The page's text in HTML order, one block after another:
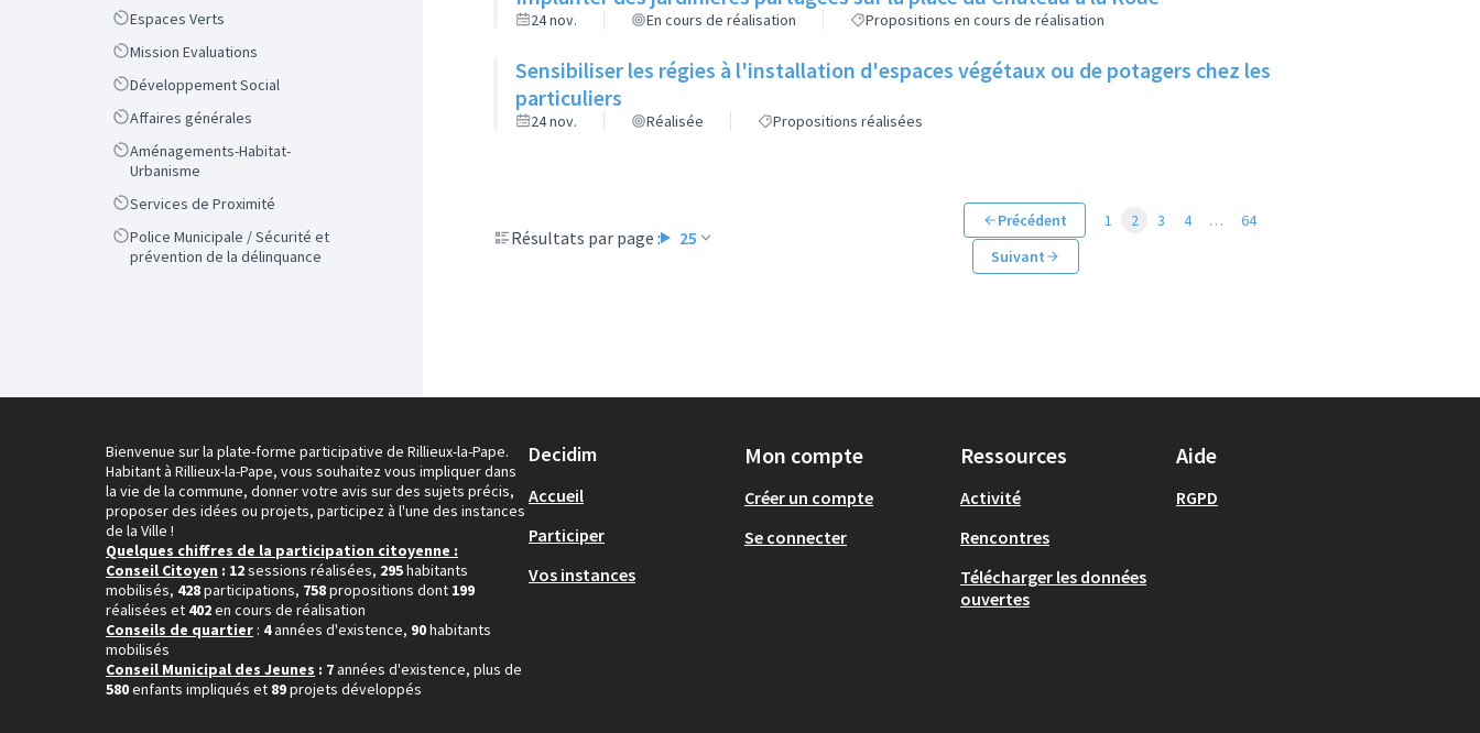
ScopeEspaces Verts
ScopeMission Evaluations
ScopeDéveloppement Social
ScopeAffaires générales
Scope
Aménagements-Habitat-
Urbanisme
ScopeServices de Proximité
Scope
Police Municipale / Sécurité et
prévention de la délinquance
24 nov. En cours de réalisation Propositions en cours de réalisation
Sensibiliser les régies à l'installation d'espaces végétaux ou de potagers chez les
particuliers
24 nov. Réalisée Propositions réalisées
Résultats par page : 25
Précédent 1 2 3 4 …
64
Suivant
Bienvenue sur la plate-forme participative de Rillieux-la-Pape.
Habitant à Rillieux-la-Pape, vous souhaitez vous impliquer dans
la vie de la commune, donner votre avis sur des sujets précis,
proposer des idées ou projets, participez à l'une des instances
de la Ville !
Quelques chiffres de la participation citoyenne :
Conseil Citoyen : 12sessions réalisées, 295habitants
mobilisés, 428participations, 758propositions dont 199
réalisées et 402en cours de réalisation
Conseils de quartier : 4années d'existence, 90habitants
mobilisés
Conseil Municipal des Jeunes : 7années d'existence, plus de
580enfants impliqués et 89projets développés
Decidim
Accueil
Participer
Vos instances
Mon compte
Créer un compte
Se connecter
Ressources
Activité
Rencontres
Télécharger les données
ouvertes
Aide
RGPD